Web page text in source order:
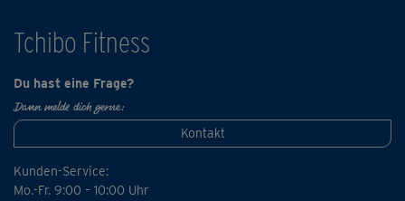
Tchibo Fitness
Du hast eine Frage?
Dann melde dich gerne:
Kontakt
Kunden-Service:
Mo.-Fr. 9:00 – 10:00 Uhr